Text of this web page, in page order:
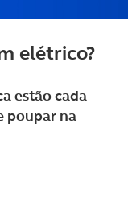
elétrico?
estão cada
poupar na